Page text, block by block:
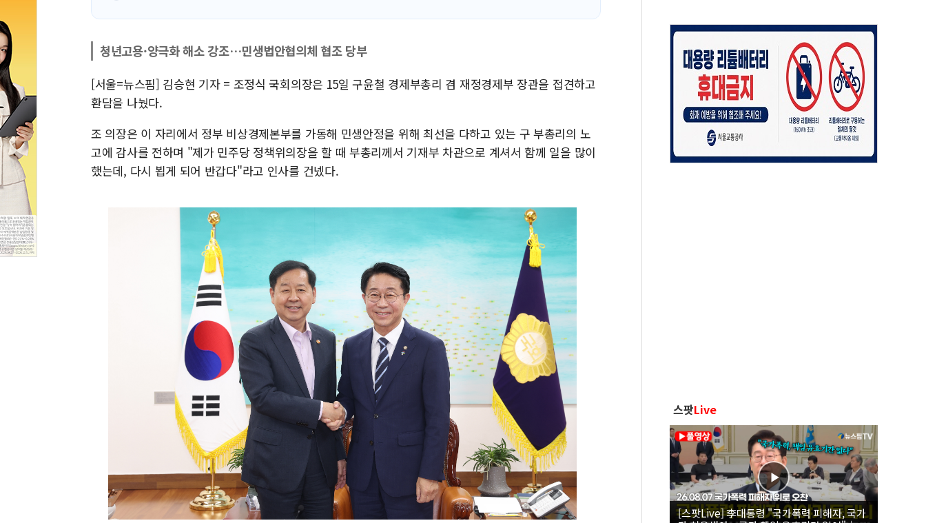
청년고용·양극화 해소 강조…민생법안협의체 협조 당부
[서울=뉴스핌] 김승현 기자 = 조정식 국회의장은 15일 구윤철 경제부총리 겸 재정경제부 장관을 접견하고
환담을 나눴다.
조 의장은 이 자리에서 정부 비상경제본부를 가동해 민생안정을 위해 최선을 다하고 있는 구 부총리의 노
고에 감사를 전하며 "제가 민주당 정책위의장을 할 때 부총리께서 기재부 차관으로 계셔서 함께 일을 많이
했는데, 다시 뵙게 되어 반갑다"라고 인사를 건넸다.
스팟Live
[스팟Live] 李대통령 "국가폭력 피해자, 국가